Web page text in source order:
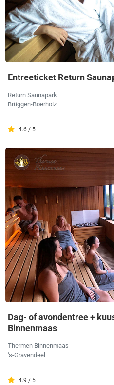
Entreeticket Return
Return Saunapark
Brüggen-Boerholz
4.6 / 5
Dag- of avondentree +
Binnenmaas
Thermen Binnenmaas
‘s-Gravendeel
4.9 / 5